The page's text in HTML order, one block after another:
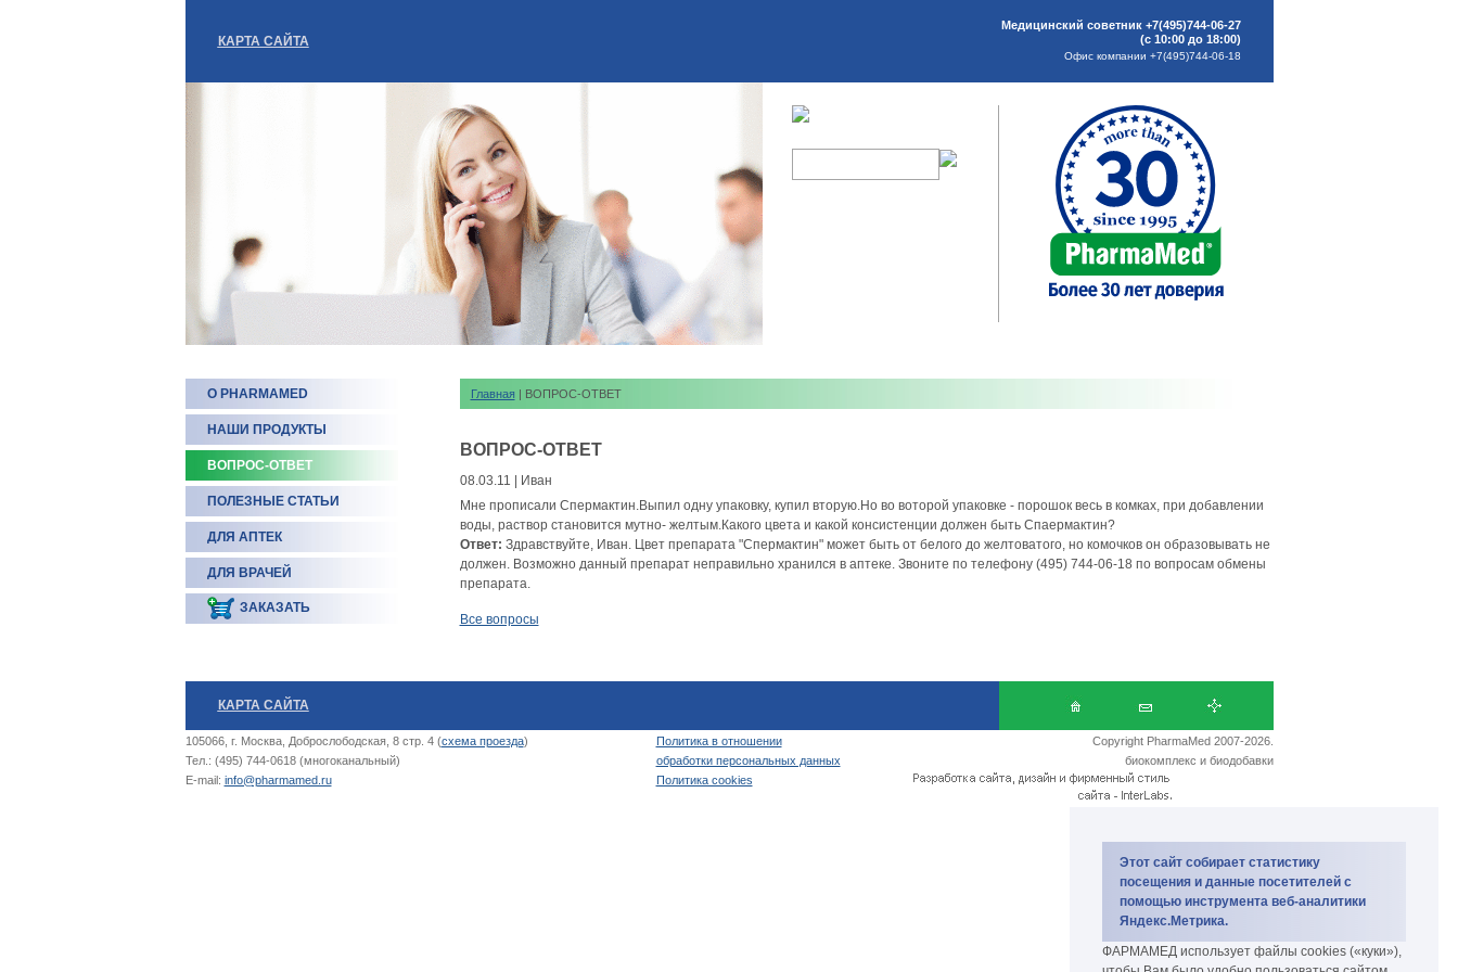
Этот сайт собирает статистику
посещения и данные посетителей с
помощью инструмента веб-аналитики
Яндекс.Метрика.
ФАРМАМЕД использует файлы cookies («куки»),
КАРТА САЙТА
Медицинский советник +7(495)744-06-27
(с 10:00 до 18:00)
Офис компании +7(495)744-06-18
О PHARMAMED
НАШИ ПРОДУКТЫ
ВОПРОС-ОТВЕТ
ПОЛЕЗНЫЕ СТАТЬИ
ДЛЯ АПТЕК
ДЛЯ ВРАЧЕЙ
ЗАКАЗАТЬ
Главная | ВОПРОС-ОТВЕТ
ВОПРОС-ОТВЕТ
08.03.11 | Иван
Мне прописали Спермактин.Выпил одну упаковку, купил вторую.Но во воторой упаковке - порошок весь в комках, при добавлении
воды, раствор становится мутно- желтым.Какого цвета и какой консистенции должен быть Спаермактин?
Ответ: Здравствуйте, Иван. Цвет препарата "Спермактин" может быть от белого до желтоватого, но комочков он образовывать не
должен. Возможно данный препарат неправильно хранился в аптеке. Звоните по телефону (495) 744-06-18 по вопросам обмены
препарата.
Все вопросы
КАРТА САЙТА
105066, г. Москва, Доброслободская, 8 стр. 4 (схема проезда)
Тел.: (495) 744-0618 (многоканальный)
E-mail: info@pharmamed.ru
Политика в отношении
обработки персональных данных
Политика cookies
Copyright PharmaMed 2007-2026.
биокомплекс и биодобавки